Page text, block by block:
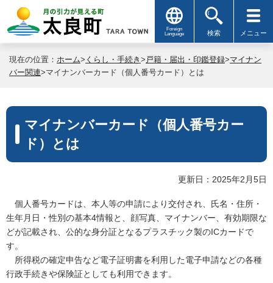
Foreign
Language
検索 メニュー
現在の位置： ホーム> くらし・手続き > 戸籍・届出・印鑑登録>マイナン
バー関連>マイナンバーカード（個人番号カード）とは
マイナンバーカード（個人番号カー
ド）とは
更新日：2025年2月5日
個人番号カードは、本人等の申請により交付され、氏名・住所・
生年月日・性別の基本4情報と、顔写真、マイナンバー、有効期限な
どが記載され、公的な身分証となるプラスチック製のICカードで
す。
所得税の確定申告など電子証明書を利用した電子申請などの各種
行政手続きや保険証としても利用できます。